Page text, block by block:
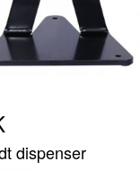
dispenser